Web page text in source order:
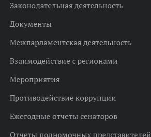
Законодательная деятельность
Документы
Межпарламентская деятельность
Взаимодействие с регионами
Мероприятия
Противодействие коррупции
Ежегодные отчеты сенаторов
Отчеты полномочных представителей